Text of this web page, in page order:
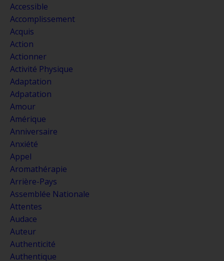
Accessible
Accomplissement
Acquis
Action
Actionner
Activité Physique
Adaptation
Adpatation
Amour
Amérique
Anniversaire
Anxiété
Appel
Aromathérapie
Arrière-Pays
Assemblée Nationale
Attentes
Audace
Auteur
Authenticité
Authentique